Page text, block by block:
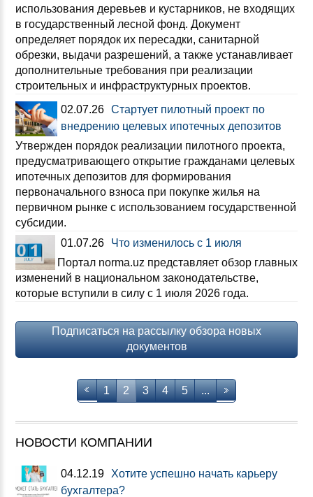
использования деревьев и кустарников, не входящих
в государственный лесной фонд. Документ
определяет порядок их пересадки, санитарной
обрезки, выдачи разрешений, а также устанавливает
дополнительные требования при реализации
строительных и инфраструктурных проектов.
02.07.26 Стартует пилотный проект по
внедрению целевых ипотечных депозитов
Утвержден порядок реализации пилотного проекта,
предусматривающего открытие гражданами целевых
ипотечных депозитов для формирования
первоначального взноса при покупке жилья на
первичном рынке с использованием государственной
субсидии.
01.07.26
Что изменилось с 1 июля
Портал norma.uz представляет обзор главных
изменений в национальном законодательстве,
которые вступили в силу с 1 июля 2026 года.
Подписаться на рассылку обзора новых
документов
1 2 3 4 5 ...
НОВОСТИ КОМПАНИИ
04.12.19
Хотите успешно начать карьеру
бухгалтера?